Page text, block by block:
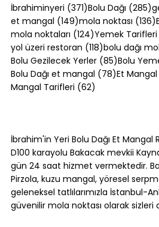
Tek Yer: Bakacak
İbrahiminyeri (371)371 yazı
Bolu Dağı (285)
et mangal (149)149 yazı
mola noktası (136)
mola noktaları (124)124 yazı
Yemek Tarifleri
yol üzeri restoran (118)118 yazı
bolu dağı
Bolu Gezilecek Yerler (85)85 yazı
Bolu
Bolu Dağı et mangal (78)78 yazı
Et
Mangal Tarifleri (62)
İbrahim'in Yeri Bolu Dağı Et Mangal
D100 karayolu Bakacak mevkii
gün 24 saat hizmet vermektedir.
Pirzola, kuzu mangal, yöresel
geleneksel tatlılarımızla İstanbul-
güvenilir mola noktası olarak sizleri